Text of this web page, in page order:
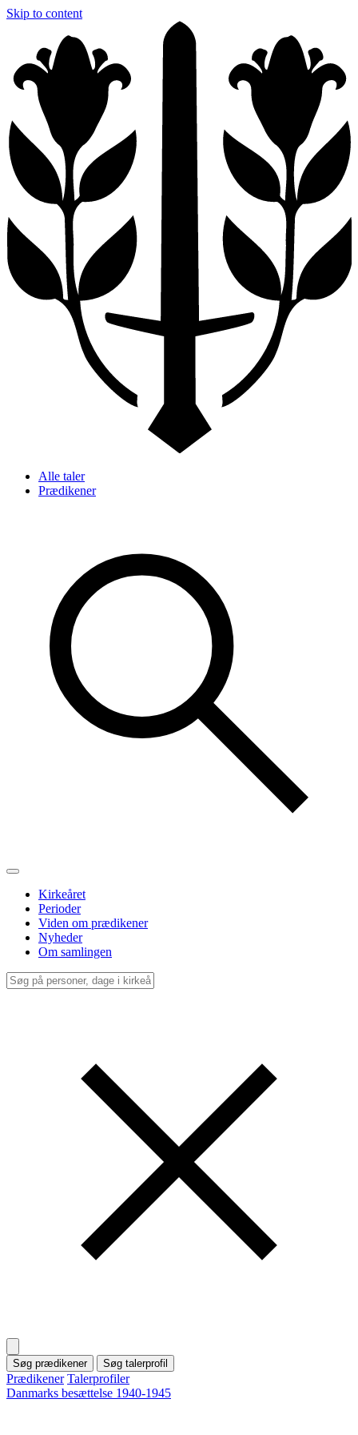
Skip to content
Alle taler
Prædikener
Kirkeåret
Perioder
Viden om prædikener
Nyheder
Om samlingen
Søg prædikener Søg talerprofil
Prædikener Talerprofiler
Danmarks besættelse 1940-1945